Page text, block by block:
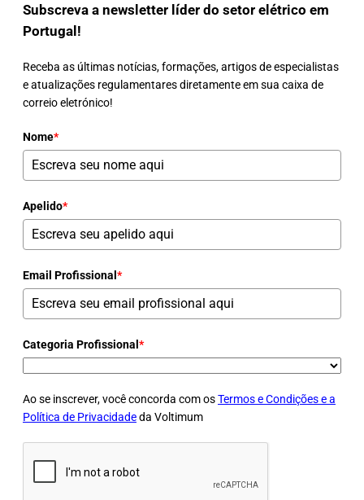
Subscreva a newsletter líder do setor elétrico em
Portugal!
Receba as últimas notícias, formações, artigos de especialistas
e atualizações regulamentares diretamente em sua caixa de
correio eletrónico!
Nome*
Apelido*
Email Profissional *
Categoria Profissional *
Ao se inscrever, você concorda com osTermos e Condições e a
Política de Privacidadeda Voltimum